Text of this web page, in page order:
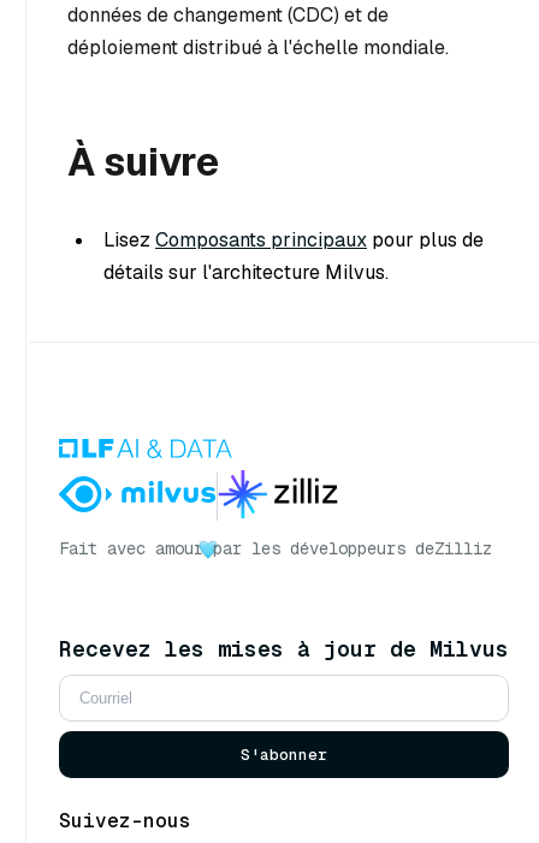
données de changement (CDC) et de
déploiement distribué à l'échelle mondiale.
À suivre
Lisez Composants principaux pour plus de
détails sur l'architecture Milvus.
Fait avec amour par les développeurs deZilliz
Recevez les mises à jour de Milvus
S'abonner
Suivez-nous